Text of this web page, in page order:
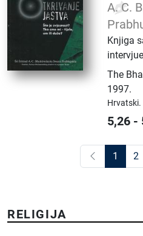
A. C.
Knjiga
The
1997.
Hrvatski.
5,26 -
1 2
RELIGIJA